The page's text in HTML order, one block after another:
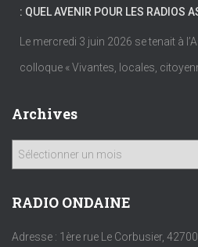
: QUEL AVENIR POUR LES RADIOS
Le mercredi 3 juin 2026 se tenait à
colloque « Vivantes, locales,
Archives
h
v
RADIO ONDAINE
Adresse : 1ère rue Le Corbusier,